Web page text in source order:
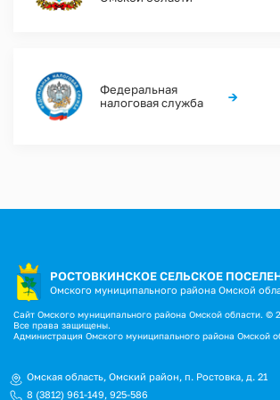
Федеральная
налоговая служба
→
РОСТОВКИНСКОЕ СЕЛЬСКОЕ
Омского муниципального района Омской
Сайт Омского муниципального района Омской области. ©
Все права защищены.
Администрация Омского муниципального района Омской
Омская область, Омский район, п. Ростовка, д. 21
8 (3812) 961-149, 925-586